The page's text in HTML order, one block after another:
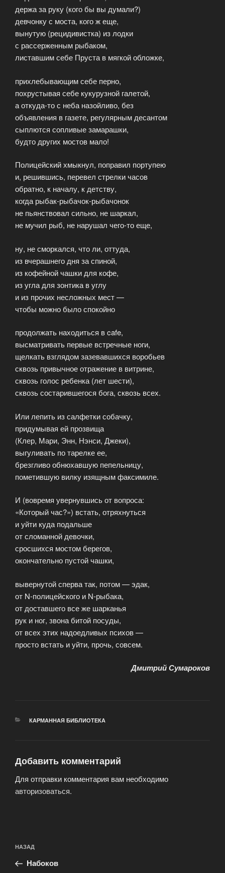
держа за руку (кого бы вы думали?)
девчонку с моста, кого ж еще,
вынутую (рецидивистка) из лодки
с рассерженным рыбаком,
листавшим себе Пруста в мягкой обложке,
прихлебывающим себе перно,
похрустывая себе кукурузной галетой,
а откуда-то с неба назойливо, без
объявления в газете, регулярным десантом
сыплются сопливые замарашки,
будто других мостов мало!
Полицейский хмыкнул, поправил портупею
и, решившись, перевел стрелки часов
обратно, к началу, к детству,
когда рыбак-рыбачок-рыбачонок
не пьянствовал сильно, не шаркал,
не мучил рыб, не нарушал чего-то еще,
ну, не сморкался, что ли, оттуда,
из вчерашнего дня за спиной,
из кофейной чашки для кофе,
из угла для зонтика в углу
и из прочих несложных мест —
чтобы можно было спокойно
продолжать находиться в cafe,
высматривать первые встречные ноги,
щелкать взглядом зазевавшихся воробьев
сквозь привычное отражение в витрине,
сквозь голос ребенка (лет шести),
сквозь состарившегося бога, сквозь всех.
Или лепить из салфетки собачку,
придумывая ей прозвища
(Клер, Мари, Энн, Нэнси, Джеки),
выгуливать по тарелке ее,
брезгливо обнюхавшую пепельницу,
пометившую вилку изящным факсимиле.
И (вовремя увернувшись от вопроса:
«Который час?») встать, отряхнуться
и уйти куда подальше
от сломанной девочки,
сросшихся мостом берегов,
окончательно пустой чашки,
вывернутой сперва так, потом — эдак,
от N-полицейского и N-рыбака,
от доставшего все же шарканья
рук и ног, звона битой посуды,
от всех этих надоедливых психов —
просто встать и уйти, прочь, совсем.
Дмитрий Сумароков
РУБРИКИ
КАРМАННАЯ БИБЛИОТЕКА
Добавить комментарий
Для отправки комментария вам необходимо
авторизоваться.
по
записям
Предыдущая
запись:
НАЗАД
Набоков